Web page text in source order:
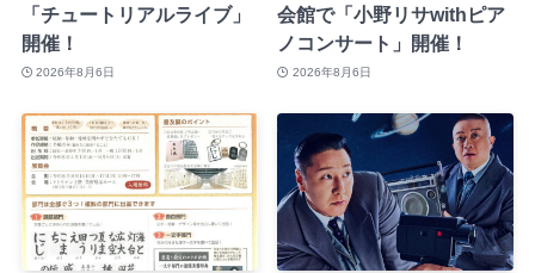
「チュートリアルライブ」
開催！
2026年8月6日
会館で「小野リサwithピア
ノコンサート」開催！
2026年8月6日